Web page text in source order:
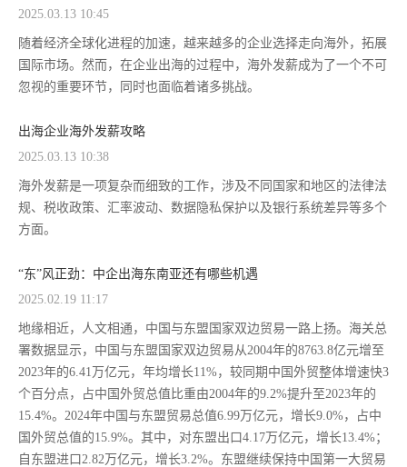
2025.03.13 10:45
随着经济全球化进程的加速，越来越多的企业选择走向海外，拓展
国际市场。然而，在企业出海的过程中，海外发薪成为了一个不可
忽视的重要环节，同时也面临着诸多挑战。
出海企业海外发薪攻略
2025.03.13 10:38
海外发薪是一项复杂而细致的工作，涉及不同国家和地区的法律法
规、税收政策、汇率波动、数据隐私保护以及银行系统差异等多个
方面。
“东”风正劲：中企出海东南亚还有哪些机遇
2025.02.19 11:17
地缘相近，人文相通，中国与东盟国家双边贸易一路上扬。海关总
署数据显示，中国与东盟国家双边贸易从2004年的8763.8亿元增至
2023年的6.41万亿元，年均增长11%，较同期中国外贸整体增速快3
个百分点，占中国外贸总值比重由2004年的9.2%提升至2023年的
15.4%。2024年中国与东盟贸易总值6.99万亿元，增长9.0%，占中
国外贸总值的15.9%。其中，对东盟出口4.17万亿元，增长13.4%；
自东盟进口2.82万亿元，增长3.2%。东盟继续保持中国第一大贸易